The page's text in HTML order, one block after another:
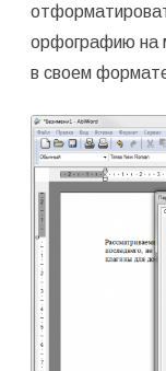
орфографию на
в своем